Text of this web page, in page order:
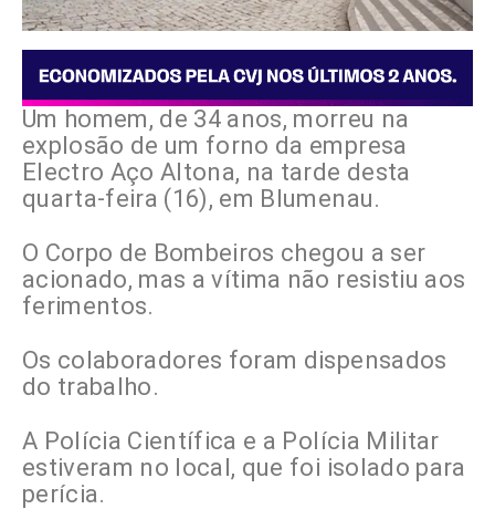
Um homem, de 34 anos, morreu na
explosão de um forno da empresa
Electro Aço Altona, na tarde desta
quarta-feira (16), em Blumenau.
O Corpo de Bombeiros chegou a ser
acionado, mas a vítima não resistiu aos
ferimentos.
Os colaboradores foram dispensados
do trabalho.
A Polícia Científica e a Polícia Militar
estiveram no local, que foi isolado para
perícia.